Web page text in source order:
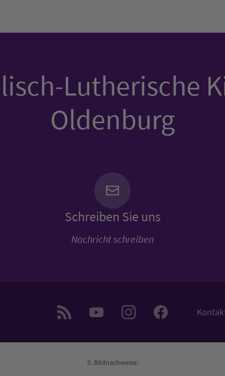
Lutherische
Oldenburg
Schreiben Sie uns
Nachricht schreiben
Bildnachweise: